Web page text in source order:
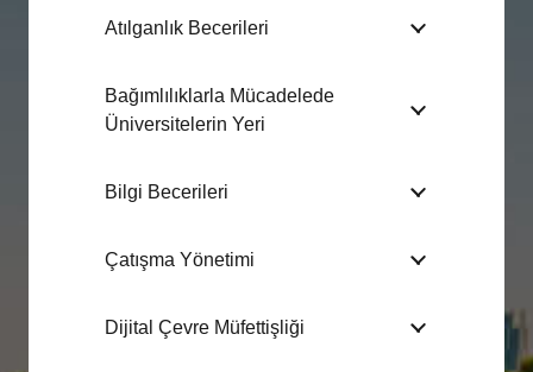
Atılganlık Becerileri
Bağımlılıklarla Mücadelede
Üniversitelerin Yeri
Bilgi Becerileri
Çatışma Yönetimi
Dijital Çevre Müfettişliği